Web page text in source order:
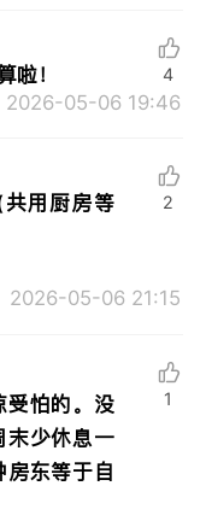
啦！
2026-05-06 19:46
4
用厨房等
2026-05-06 21:15
2
受怕的。没
末少休息一
房东等于自
1